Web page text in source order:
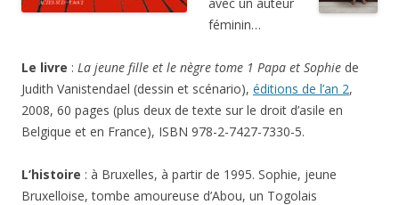
féminin…
Le livre : La jeune fille et le nègre tome 1 Papa et Sophie de
Judith Vanistendael (dessin et scénario), éditions de l’an 2,
2008, 60 pages (plus deux de texte sur le droit d’asile en
Belgique et en France), ISBN 978-2-7427-7330-5.
L’histoire : à Bruxelles, à partir de 1995. Sophie, jeune
Bruxelloise, tombe amoureuse d’Abou, un Togolais